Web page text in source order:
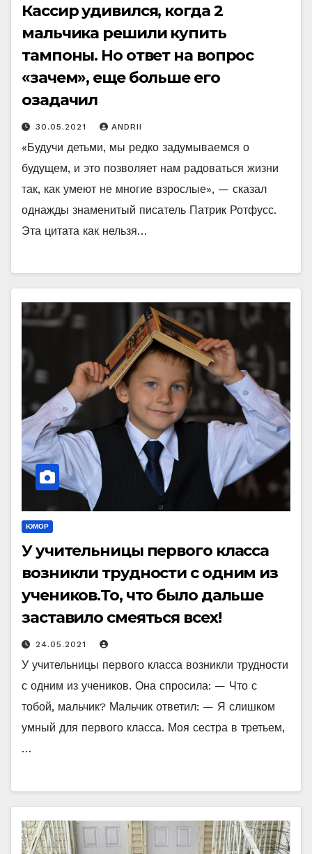
Кассир удивился, когда 2
мальчика решили купить
тампоны. Но ответ на вопрос
«зачем», еще больше его
озадачил
30.05.2021 ANDRII
«Будучи детьми, мы редко задумываемся о
будущем, и это позволяет нам радоваться жизни
так, как умеют не многие взрослые», — сказал
однажды знаменитый писатель Патрик Ротфусс.
Эта цитата как нельзя…
ЮМОР
У учительницы первого класса
возникли трудности с одним из
учеников.То, что было дальше
заставило смеяться всех!
24.05.2021
У учительницы первого класса возникли трудности
с одним из учеников. Она спросила: — Что с
тобой, мальчик? Мальчик ответил: — Я слишком
умный для первого класса. Моя сестра в третьем,
…